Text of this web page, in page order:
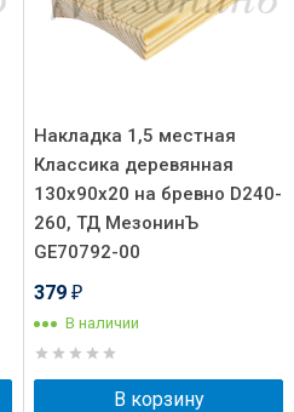
Накладка 1,5 местная
Классика деревянная
130х90х20 на бревно D240-
260, ТД МезонинЪ
GE70792-00
379 ₽
В наличии
В корзину